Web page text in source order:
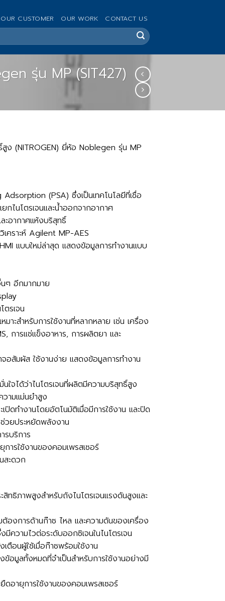
OUR CUSTOMER OUR WORK CONTACT US
รุ่น MP (SIT427)
สูง (NITROGEN) ยี่ห้อ Noblegen รุ่น MP
(PSA) ซึ่งเป็นเทคโนโลยีที่เชื่อ
กไนโตรเจนและน้ำออกจากอากาศ
ะอากาศแห้งบริสุทธิ์
เคราะห์ Agilent MP-AES
แบบใหม่ล่าสุด แสดงข้อมูลการทำงานแบบ
ๆ อีกมากมาย
ตรเจน
มาะสำหรับการใช้งานที่หลากหลาย เช่น เครื่อง
การแช่แข็งอาหาร, การผลิตยา และ
อสัมผัส ใช้งานง่าย แสดงข้อมูลการทำงาน
ใจได้ว่าไนโตรเจนที่ผลิตมีความบริสุทธิ์สูง
วามแม่นยำสูง
ปิดทำงานโดยอัตโนมัติเมื่อมีการใช้งาน และปิด
วยประหยัดพลังงาน
รบริการ
ารใช้งานของคอมเพรสเซอร์
สะดวก
สิทธิภาพสูงสำหรับถังไนโตรเจนแรงดันสูงและ
องการด้านก๊าซ ไหล และความดันของเครื่อง
ความไวต่อระดับออกซิเจนในไนโตรเจน
เตือนผู้ใช้เมื่อก๊าซพร้อมใช้งาน
อมูลทั้งหมดที่จำเป็นสำหรับการใช้งานอย่างมี
อายุการใช้งานของคอมเพรสเซอร์